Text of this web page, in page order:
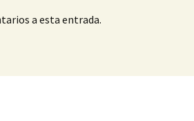
a esta entrada.